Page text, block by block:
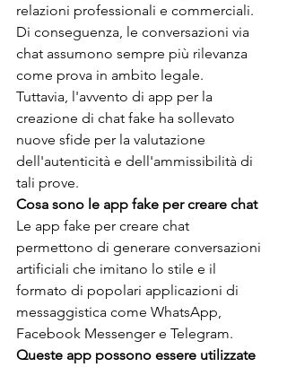
relazioni professionali e commerciali.
Di conseguenza, le conversazioni via
chat assumono sempre più rilevanza
come prova in ambito legale.
Tuttavia, l'avvento di app per la
creazione di chat fake ha sollevato
nuove sfide per la valutazione
dell'autenticità e dell'ammissibilità di
tali prove.
Cosa sono le app fake per creare chat
Le app fake per creare chat
permettono di generare conversazioni
artificiali che imitano lo stile e il
formato di popolari applicazioni di
messaggistica come WhatsApp,
Facebook Messenger e Telegram.
Queste app possono essere utilizzate